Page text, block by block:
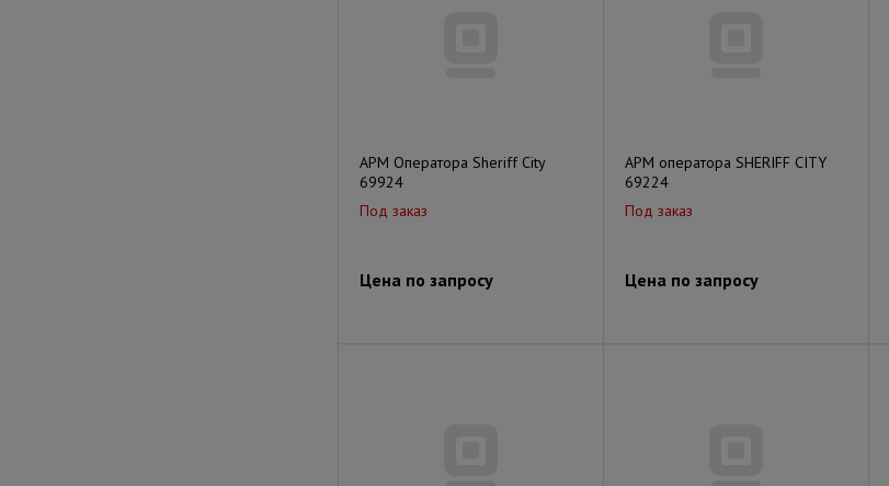
АРМ Оператора Sheriff City
69924
Под заказ
Цена по запросу
АРМ оператора SHERIFF CITY
69224
Под заказ
Цена по запросу